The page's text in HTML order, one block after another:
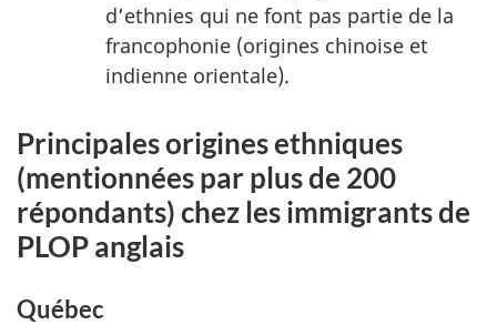
d’ethnies qui ne font pas partie de la
francophonie (origines chinoise et
indienne orientale).
Principales origines ethniques
(mentionnées par plus de 200
répondants) chez les immigrants de
PLOP anglais
Québec